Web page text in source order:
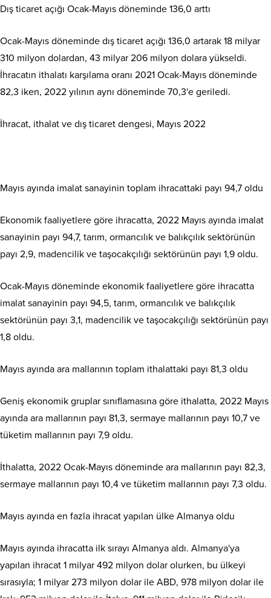
Dış ticaret açığı Ocak-Mayıs döneminde 136,0 arttı
Ocak-Mayıs döneminde dış ticaret açığı 136,0 artarak 18 milyar
310 milyon dolardan, 43 milyar 206 milyon dolara yükseldi.
İhracatın ithalatı karşılama oranı 2021 Ocak-Mayıs döneminde
82,3 iken, 2022 yılının aynı döneminde 70,3'e geriledi.
İhracat, ithalat ve dış ticaret dengesi, Mayıs 2022
Mayıs ayında imalat sanayinin toplam ihracattaki payı 94,7 oldu
Ekonomik faaliyetlere göre ihracatta, 2022 Mayıs ayında imalat
sanayinin payı 94,7, tarım, ormancılık ve balıkçılık sektörünün
payı 2,9, madencilik ve taşocakçılığı sektörünün payı 1,9 oldu.
Ocak-Mayıs döneminde ekonomik faaliyetlere göre ihracatta
imalat sanayinin payı 94,5, tarım, ormancılık ve balıkçılık
sektörünün payı 3,1, madencilik ve taşocakçılığı sektörünün payı
1,8 oldu.
Mayıs ayında ara mallarının toplam ithalattaki payı 81,3 oldu
Geniş ekonomik gruplar sınıflamasına göre ithalatta, 2022 Mayıs
ayında ara mallarının payı 81,3, sermaye mallarının payı 10,7 ve
tüketim mallarının payı 7,9 oldu.
İthalatta, 2022 Ocak-Mayıs döneminde ara mallarının payı 82,3,
sermaye mallarının payı 10,4 ve tüketim mallarının payı 7,3 oldu.
Mayıs ayında en fazla ihracat yapılan ülke Almanya oldu
Mayıs ayında ihracatta ilk sırayı Almanya aldı. Almanya'ya
yapılan ihracat 1 milyar 492 milyon dolar olurken, bu ülkeyi
sırasıyla; 1 milyar 273 milyon dolar ile ABD, 978 milyon dolar ile